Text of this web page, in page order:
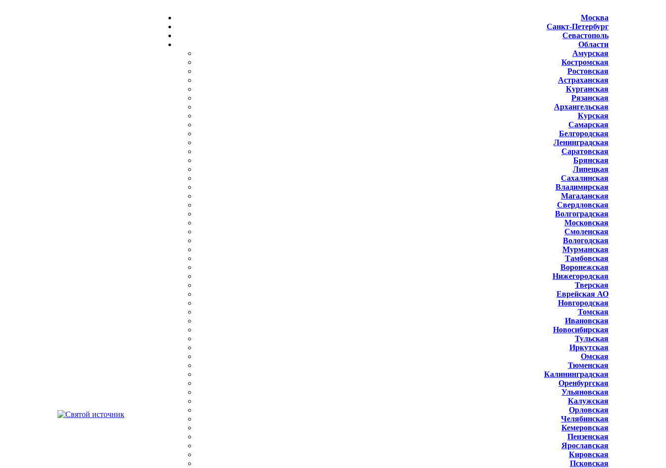
Москва
Санкт-Петербург
Севастополь
Области
Амурская
Костромская
Ростовская
Астраханская
Курганская
Рязанская
Архангельская
Курская
Самарская
Белгородская
Ленинградская
Саратовская
Брянская
Липецкая
Сахалинская
Владимирская
Магаданская
Свердловская
Волгоградская
Московская
Смоленская
Вологодская
Мурманская
Тамбовская
Воронежская
Нижегородская
Тверская
Еврейская АО
Новгородская
Томская
Ивановская
Новосибирская
Тульская
Иркутская
Омская
Тюменская
Калининградская
Оренбургская
Ульяновская
Калужская
Орловская
Челябинская
Кемеровская
Пензенская
Ярославская
Кировская
Псковская